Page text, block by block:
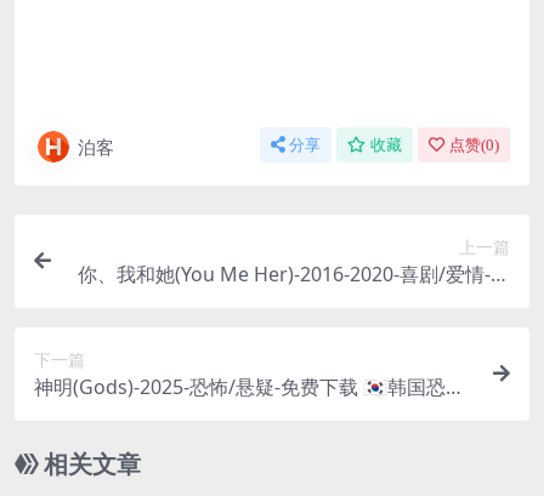
泊客 分享 收藏 点赞(0)
上一篇
你、我和她(You Me Her)-2016-2020-喜剧/爱情-免
孩后，他们的生活将何去何从？🇺🇸｜
下一篇
神明(Gods)-2025-恐怖/悬疑-免费下载 🇰🇷韩国恐怖
异的“神明”。当一群外来者打破村庄的宁静，他们
将直面神明的“惩罚”🇰🇷｜
相关文章